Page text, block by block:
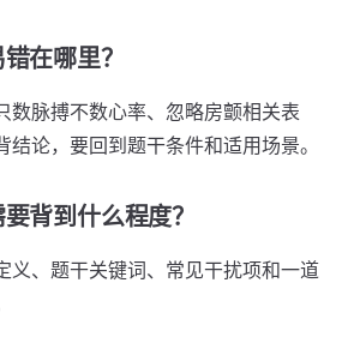
在哪里？
数脉搏不数心率、忽略房颤相关表
论，要回到题干条件和适用场景。
背到什么程度？
义、题干关键词、常见干扰项和一道